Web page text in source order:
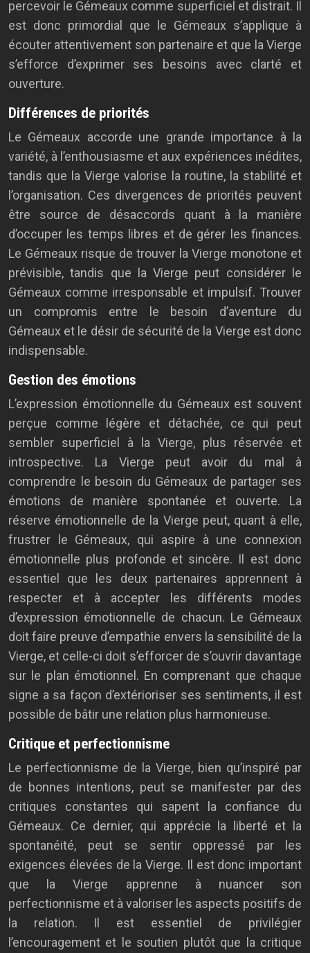
percevoir le Gémeaux comme superficiel et distrait. Il
est donc primordial que le Gémeaux s’applique à
écouter attentivement son partenaire et que la Vierge
s’efforce d’exprimer ses besoins avec clarté et
ouverture.
Différences de priorités
Le Gémeaux accorde une grande importance à la
variété, à l’enthousiasme et aux expériences inédites,
tandis que la Vierge valorise la routine, la stabilité et
l’organisation. Ces divergences de priorités peuvent
être source de désaccords quant à la manière
d’occuper les temps libres et de gérer les finances.
Le Gémeaux risque de trouver la Vierge monotone et
prévisible, tandis que la Vierge peut considérer le
Gémeaux comme irresponsable et impulsif. Trouver
un compromis entre le besoin d’aventure du
Gémeaux et le désir de sécurité de la Vierge est donc
indispensable.
Gestion des émotions
L’expression émotionnelle du Gémeaux est souvent
perçue comme légère et détachée, ce qui peut
sembler superficiel à la Vierge, plus réservée et
introspective. La Vierge peut avoir du mal à
comprendre le besoin du Gémeaux de partager ses
émotions de manière spontanée et ouverte. La
réserve émotionnelle de la Vierge peut, quant à elle,
frustrer le Gémeaux, qui aspire à une connexion
émotionnelle plus profonde et sincère. Il est donc
essentiel que les deux partenaires apprennent à
respecter et à accepter les différents modes
d’expression émotionnelle de chacun. Le Gémeaux
doit faire preuve d’empathie envers la sensibilité de la
Vierge, et celle-ci doit s’efforcer de s’ouvrir davantage
sur le plan émotionnel. En comprenant que chaque
signe a sa façon d’extérioriser ses sentiments, il est
possible de bâtir une relation plus harmonieuse.
Critique et perfectionnisme
Le perfectionnisme de la Vierge, bien qu’inspiré par
de bonnes intentions, peut se manifester par des
critiques constantes qui sapent la confiance du
Gémeaux. Ce dernier, qui apprécie la liberté et la
spontanéité, peut se sentir oppressé par les
exigences élevées de la Vierge. Il est donc important
que la Vierge apprenne à nuancer son
perfectionnisme et à valoriser les aspects positifs de
la relation. Il est essentiel de privilégier
l’encouragement et le soutien plutôt que la critique